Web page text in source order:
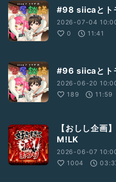
皆様のリアクション一つ一つが
siicaのエネルギーとなります♥️
よろしくだにゃん( ｡･ω･｡)ﾉ 凸ﾎ
お待ちしております(*.ˬ.)"
【活動場所✨】
TikTok︎‪🫶🏻
www.tiktok.com/@siica.25
#ひとり語り #音楽 #落ち着きあ
#98 siicaとト
2026-07-04
0
11:41
#96 siicaとト
2026-06-20
189
11:59
【おしし企画
M!LK
2026-06-07
1004